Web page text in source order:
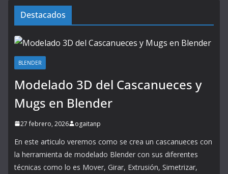
Destacados
BLENDER
Modelado 3D del Cascanueces y
Mugs en Blender
27 febrero, 2026 ogaitanp
En este articulo veremos como se crea un cascanueces con
la herramienta de modelado Blender con sus diferentes
técnicas como lo es Mover, Girar, Extrusión, Simetrizar,